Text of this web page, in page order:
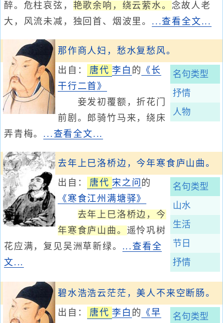
醉。危柱哀弦， 艳歌余响，绕云萦水。 念故人老
大，风流未减，独回首、烟波里。 ...查看全文...
那作商人妇，愁水复愁风。
名句类型
抒情
人物
出自： 唐代 李白 的 《长
干行二首》
妾发初覆额，折花门
前剧。郎骑竹马来，绕床
弄青梅。 ...查看全文...
去年上巳洛桥边，今年寒食庐山曲。
名句类型
山水
生活
节日
抒情
出自： 唐代 宋之问 的
《寒食江州满塘驿》
去年上巳洛桥边，今
年寒食庐山曲。 遥怜巩树
花应满，复见吴洲草新绿。 ...查看全
文...
碧水浩浩云茫茫，美人不来空断肠。
名句类型
出自： 唐代 李白 的 《早